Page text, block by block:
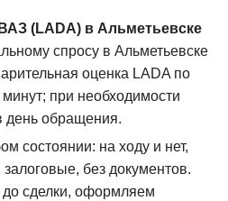
(LADA) в Альметьевске
спросу в Альметьевске
оценка LADA по
при необходимости
день обращения.
состоянии: на ходу и нет,
без документов.
сделки, оформляем